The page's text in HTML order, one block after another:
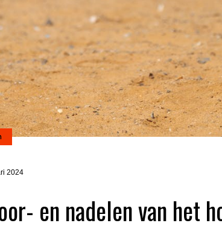
2024
en nadelen van het